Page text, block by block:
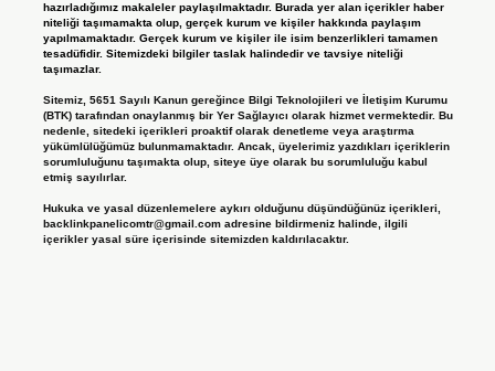
hazırladığımız makaleler paylaşılmaktadır. Burada yer alan içerikler haber
niteliği taşımamakta olup, gerçek kurum ve kişiler hakkında paylaşım
yapılmamaktadır. Gerçek kurum ve kişiler ile isim benzerlikleri tamamen
tesadüfidir. Sitemizdeki bilgiler taslak halindedir ve tavsiye niteliği
taşımazlar.
Sitemiz, 5651 Sayılı Kanun gereğince Bilgi Teknolojileri ve İletişim Kurumu
(BTK) tarafından onaylanmış bir Yer Sağlayıcı olarak hizmet vermektedir. Bu
nedenle, sitedeki içerikleri proaktif olarak denetleme veya araştırma
yükümlülüğümüz bulunmamaktadır. Ancak, üyelerimiz yazdıkları içeriklerin
sorumluluğunu taşımakta olup, siteye üye olarak bu sorumluluğu kabul
etmiş sayılırlar.
Hukuka ve yasal düzenlemelere aykırı olduğunu düşündüğünüz içerikleri,
backlinkpanelicomtr@gmail.comadresine bildirmeniz halinde, ilgili
içerikler yasal süre içerisinde sitemizden kaldırılacaktır.